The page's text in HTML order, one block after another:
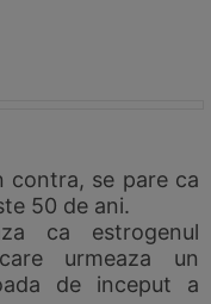
contra, se pare ca
50 de ani.
ca estrogenul
urmeaza un
de inceput a